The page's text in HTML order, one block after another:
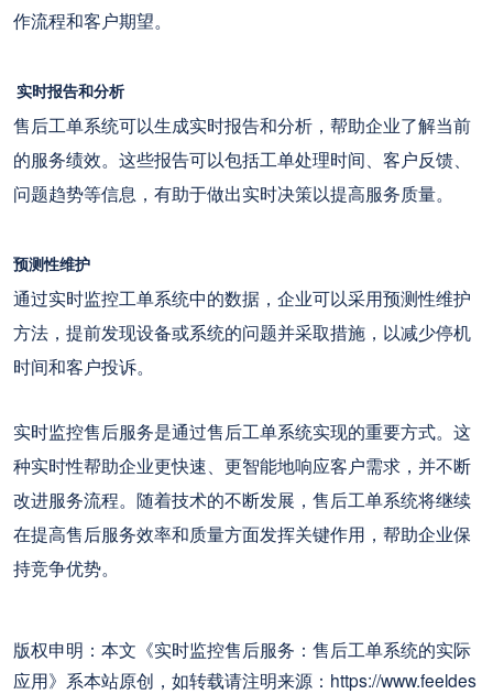
作流程和客户期望。
实时报告和分析
售后工单系统可以生成实时报告和分析，帮助企业了解当前
的服务绩效。这些报告可以包括工单处理时间、客户反馈、
问题趋势等信息，有助于做出实时决策以提高服务质量。
预测性维护
通过实时监控工单系统中的数据，企业可以采用预测性维护
方法，提前发现设备或系统的问题并采取措施，以减少停机
时间和客户投诉。
实时监控售后服务是通过售后工单系统实现的重要方式。这
种实时性帮助企业更快速、更智能地响应客户需求，并不断
改进服务流程。随着技术的不断发展，售后工单系统将继续
在提高售后服务效率和质量方面发挥关键作用，帮助企业保
持竞争优势。
版权申明：本文《实时监控售后服务：售后工单系统的实际
应用》系本站原创，如转载请注明来源：https://www.feeldes